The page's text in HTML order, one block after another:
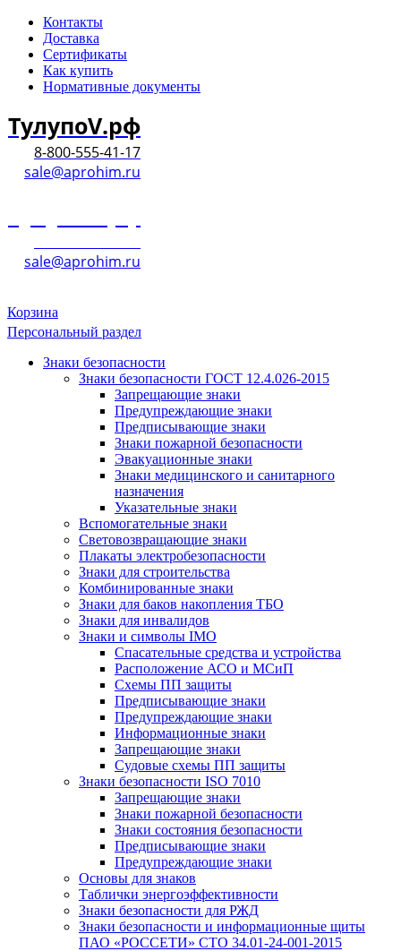
Контакты
Доставка
Сертификаты
Как купить
Нормативные документы
ТулупоV.рф
8-800-555-41-17
sale@aprohim.ru
sale@aprohim.ru
Корзина
Персональный раздел
Знаки безопасности
Знаки безопасности ГОСТ 12.4.026-2015
Запрещающие знаки
Предупреждающие знаки
Предписывающие знаки
Знаки пожарной безопасности
Эвакуационные знаки
Знаки медицинского и санитарного
назначения
Указательные знаки
Вспомогательные знаки
Световозвращающие знаки
Плакаты электробезопасности
Знаки для строительства
Комбинированные знаки
Знаки для баков накопления ТБО
Знаки для инвалидов
Знаки и символы IMO
Спасательные средства и устройства
Расположение АСО и МСиП
Схемы ПП защиты
Предписывающие знаки
Предупреждающие знаки
Информационные знаки
Запрещающие знаки
Судовые схемы ПП защиты
Знаки безопасности ISO 7010
Запрещающие знаки
Знаки пожарной безопасности
Знаки состояния безопасности
Предписывающие знаки
Предупреждающие знаки
Основы для знаков
Таблички энергоэффективности
Знаки безопасности для РЖД
Знаки безопасности и информационные щиты
ПАО «РОССЕТИ» СТО 34.01-24-001-2015